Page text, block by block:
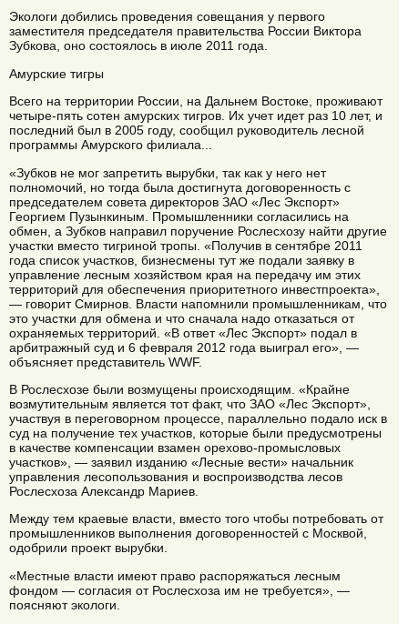
Экологи добились проведения совещания у первого
заместителя председателя правительства России Виктора
Зубкова, оно состоялось в июле 2011 года.
Амурские тигры
Всего на территории России, на Дальнем Востоке, проживают
четыре-пять сотен амурских тигров. Их учет идет раз 10 лет, и
последний был в 2005 году, сообщил руководитель лесной
программы Амурского филиала...
«Зубков не мог запретить вырубки, так как у него нет
полномочий, но тогда была достигнута договоренность с
председателем совета директоров ЗАО «Лес Экспорт»
Георгием Пузынкиным. Промышленники согласились на
обмен, а Зубков направил поручение Рослесхозу найти другие
участки вместо тигриной тропы. «Получив в сентябре 2011
года список участков, бизнесмены тут же подали заявку в
управление лесным хозяйством края на передачу им этих
территорий для обеспечения приоритетного инвестпроекта»,
— говорит Смирнов. Власти напомнили промышленникам, что
это участки для обмена и что сначала надо отказаться от
охраняемых территорий. «В ответ «Лес Экспорт» подал в
арбитражный суд и 6 февраля 2012 года выиграл его», —
объясняет представитель WWF.
В Рослесхозе были возмущены происходящим. «Крайне
возмутительным является тот факт, что ЗАО «Лес Экспорт»,
участвуя в переговорном процессе, параллельно подало иск в
суд на получение тех участков, которые были предусмотрены
в качестве компенсации взамен орехово-промысловых
участков», — заявил изданию «Лесные вести» начальник
управления лесопользования и воспроизводства лесов
Рослесхоза Александр Мариев.
Между тем краевые власти, вместо того чтобы потребовать от
промышленников выполнения договоренностей с Москвой,
одобрили проект вырубки.
«Местные власти имеют право распоряжаться лесным
фондом — согласия от Рослесхоза им не требуется», —
поясняют экологи.